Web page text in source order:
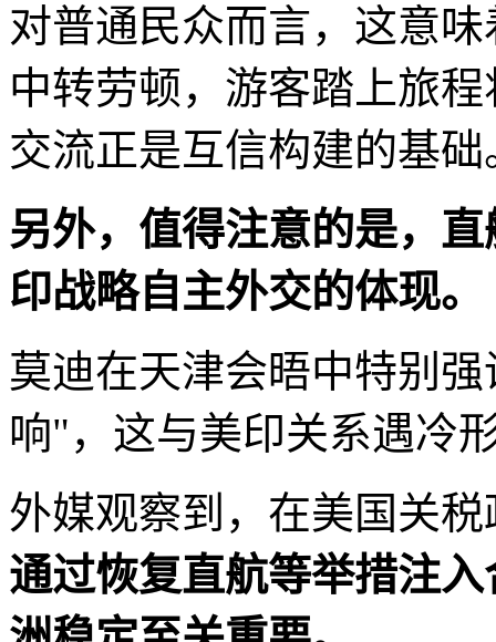
对普通民众而言，这意
中转劳顿，游客踏上旅
交流正是互信构建的基础
另外，值得注意的是，
印战略自主外交的体现。
莫迪在天津会晤中特别
响"，这与美印关系遇冷
外媒观察到，在美国关
通过恢复直航等举措注